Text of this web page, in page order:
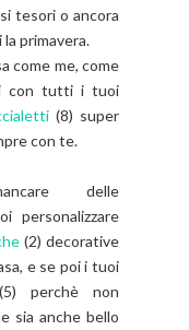
tesori o ancora
primavera.
come me, come
con tutti i tuoi
(8) super
con te.
delle
personalizzare
(2) decorative
e se poi i tuoi
5) perchè non
sia anche bello